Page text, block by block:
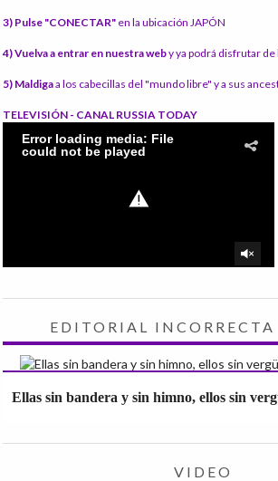
3) Pulse "CONECTAR" en la ubicación JAPÓN
4) Vuelva a entrar en nuestra weby ya podrá disfrutar de
5) Maldigaa los cabecillas del "mundo libre" y a sus
TELEVISIÓN - CANAL RUSSIA TODAY
EDITORIAL INCORRECTA
Ellas sin bandera y sin himno, ellos sin
VIDEO